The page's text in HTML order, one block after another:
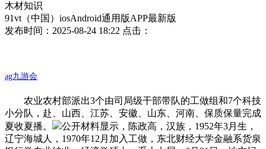
木材知识
91vt（中国）iosAndroid通用版APP最新版
发布时间：2025-08-24 18:22 点击：
ag九游会
农业农村部派出3个由司局级干部带队的工做组和7个科技
小分队，赴、山西、江苏、安徽、山东、河南、保质保量完成
夏收夏播。
公开材料显示，陈政高，汉族，1952年3月生，
辽宁海城人，1970年12月加入工做，东北财经大学金融系货泉